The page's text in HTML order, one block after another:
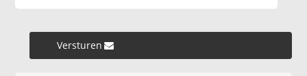
Versturen »